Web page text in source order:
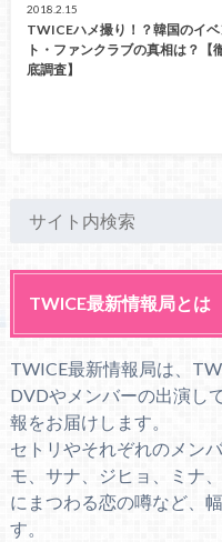
2018.2.15
TWICEハメ撮り！？韓国のイ
ト・ファンクラブの真相は？【
底調査】
TWICE最新情報局とは
TWICE最新情報局は、
DVDやメンバーの出演し
報をお届けします。
セトリやそれぞれのメン
モ、サナ、ジヒョ、ミナ
にまつわる恋の噂など、
す。